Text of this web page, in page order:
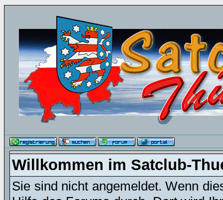
Willkommen im Satclub-
Sie sind nicht angemeldet. Wenn